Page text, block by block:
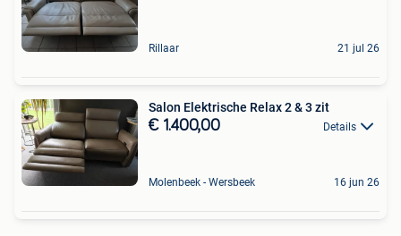
Rillaar 21 jul 26
Salon Elektrische Relax 2 & 3 zit
€ 1.400,00 Details
Molenbeek - Wersbeek 16 jun 26